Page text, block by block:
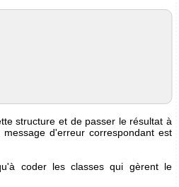
structure et de passer le résultat à
d'erreur correspondant est
coder les classes qui gèrent le